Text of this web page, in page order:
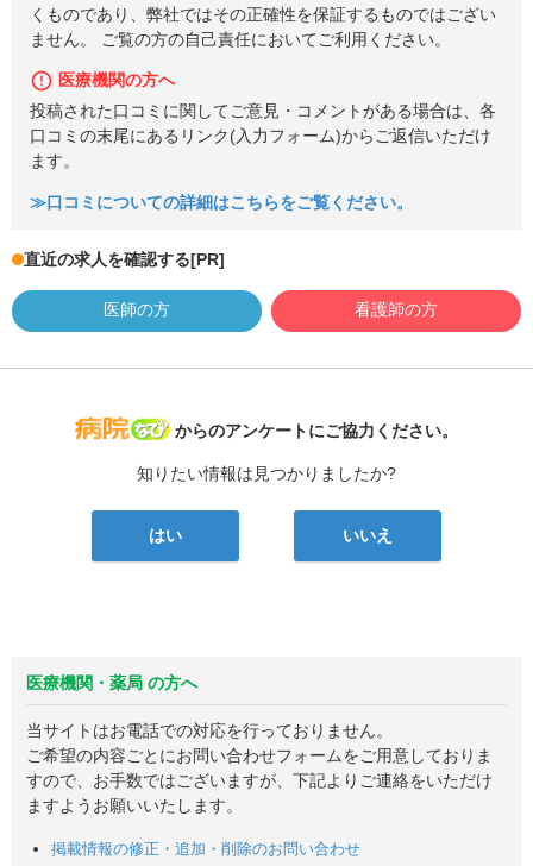
くものであり、弊社ではその正確性を保証するものではござい
ません。 ご覧の方の自己責任においてご利用ください。
医療機関の方へ
投稿された口コミに関してご意見・コメントがある場合は、各
口コミの末尾にあるリンク(入力フォーム)からご返信いただけ
ます。
≫口コミについての詳細はこちらをご覧ください。
直近の求人を確認する[PR]
医師の方 看護師の方
病院なび
からのアンケートにご協力ください。
知りたい情報は見つかりましたか?
はい いいえ
医療機関・薬局 の方へ
当サイトはお電話での対応を行っておりません。
ご希望の内容ごとにお問い合わせフォームをご用意しておりま
すので、お手数ではございますが、下記よりご連絡をいただけ
ますようお願いいたします。
掲載情報の修正・追加・削除のお問い合わせ